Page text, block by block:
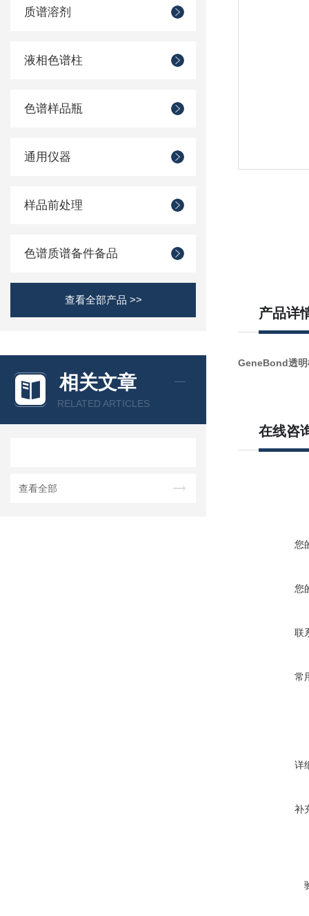
质谱溶剂
液相色谱柱
色谱样品瓶
通用仪器
样品前处理
色谱质谱备件备品
查看全部产品 >>
相关文章
RELATED ARTICLES
查看全部
产品详
GeneBond透
在线咨
您
您
联
常
详
补